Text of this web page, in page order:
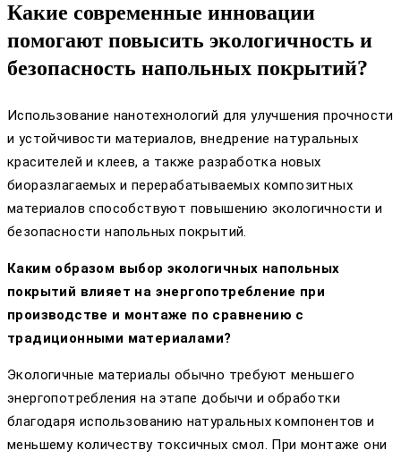
Какие современные инновации
помогают повысить экологичность и
безопасность напольных покрытий?
Использование нанотехнологий для улучшения прочности
и устойчивости материалов, внедрение натуральных
красителей и клеев, а также разработка новых
биоразлагаемых и перерабатываемых композитных
материалов способствуют повышению экологичности и
безопасности напольных покрытий.
Каким образом выбор экологичных напольных
покрытий влияет на энергопотребление при
производстве и монтаже по сравнению с
традиционными материалами?
Экологичные материалы обычно требуют меньшего
энергопотребления на этапе добычи и обработки
благодаря использованию натуральных компонентов и
меньшему количеству токсичных смол. При монтаже они